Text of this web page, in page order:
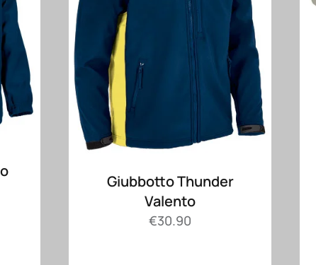
Giubbotto Thunder
Valento
€30.90